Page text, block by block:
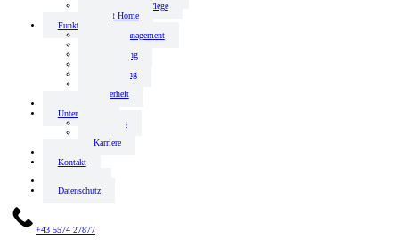
Gesundheit & Pflege
Smart Home
Funktionen
Energiemanagement
Beleuchtung
Beschattung
Sicherheit
Unternehmen
Aktuelles
Karriere
Kontakt
Datenschutz
+43 5574 27877